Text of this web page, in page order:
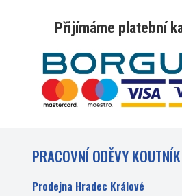
Přijímáme platební
PRACOVNÍ ODĚVY
Prodejna Hradec Králové